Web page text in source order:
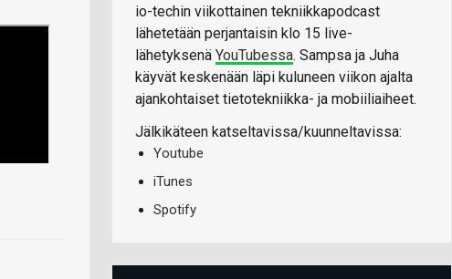
io-techin viikottainen tekniikkapodcast
lähetetään perjantaisin klo 15 live-
lähetyksenä YouTubessa. Sampsa ja Juha
käyvät keskenään läpi kuluneen viikon ajalta
ajankohtaiset tietotekniikka- ja mobiiliaiheet.
Jälkikäteen katseltavissa/kuunneltavissa:
Youtube
iTunes
Spotify